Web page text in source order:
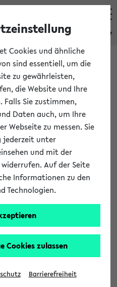
eKVV
und
Vielzahl von
Auf diese Weise können
über Ihre privaten und
der
auf unserer
das eKVV derzeit zur
Cookies und ähnliche
sind essentiell, um die
zu gewährleisten,
die Website und Ihre
Falls Sie zustimmen,
Daten auch, um Ihre
Webseite zu messen. Sie
jederzeit unter
und mit der
Auf der Seite
Informationen zu den
Technologien.
Cookies zulassen
Barrierefreiheit